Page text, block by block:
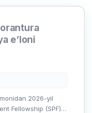
e’loni
2026-yil
Fellowship (SPF)”